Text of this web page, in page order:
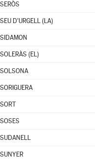
SERÒS
SEU D'URGELL (LA)
SIDAMON
SOLERÀS (EL)
SOLSONA
SORIGUERA
SORT
SOSES
SUDANELL
SUNYER